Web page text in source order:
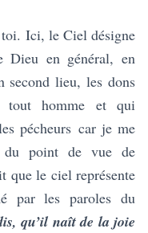
Ici, le Ciel désigne
Dieu en général, en
second lieu, les dons
tout homme et qui
pécheurs car je me
point de vue de
que le ciel représente
par les paroles du
qu’il naît de la joie